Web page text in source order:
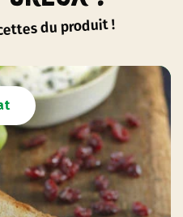
du produit !